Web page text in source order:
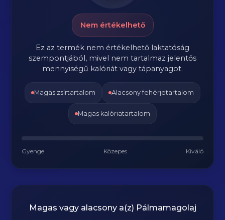
Nem értékelhető
Ez az termék nem értékelhető laktatóság
szempontjából, mivel nem tartalmaz jelentős
mennyiségű kalóriát vagy tápanyagot.
Magas zsírtartalom Alacsony fehérjetartalom
Magas kalóriatartalom
Gyenge Közepes Kiváló
Magas vagy alacsony a(z) Pálmamagolaj